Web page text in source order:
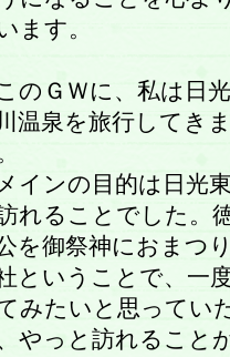
ます。
のＧＷに、私は日
温泉を旅行してき
インの目的は日光
れることでした。
を御祭神におまつ
ということで、一
みたいと思ってい
やっと訪れること